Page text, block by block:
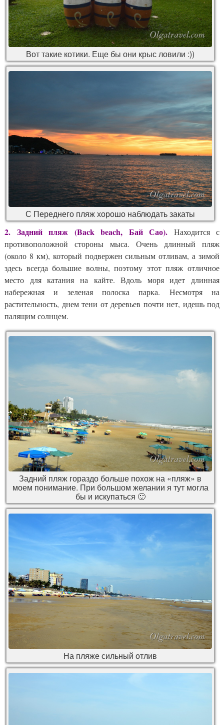
Вот такие котики. Еще бы они крыс ловили :))
С Переднего пляж хорошо наблюдать закаты
2. Задний пляж (Back beach, Бай Сао). Находится с
противоположной стороны мыса. Очень длинный пляж
(около 8 км), который подвержен сильным отливам, а зимой
здесь всегда большие волны, поэтому этот пляж отличное
место для катания на кайте. Вдоль моря идет длинная
набережная и зеленая полоска парка. Несмотря на
растительность, днем тени от деревьев почти нет, идешь под
палящим солнцем.
Задний пляж гораздо больше похож на «пляж» в
моем понимание. При большом желании я тут могла
бы и искупаться 🙂
На пляже сильный отлив